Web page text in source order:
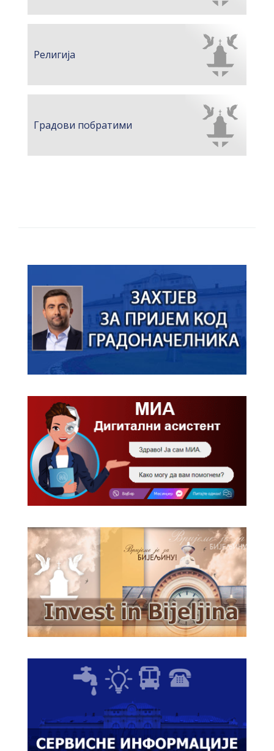
Захтјев за издавање ПОНОСНЕ КАРТИЦЕ
Обавјештење за предузетника - Вера
НЕПРОПИСНОГ ОДЛАГАЊА ОТПАДА УЗ
ДОДЈЕЛУ ФИНАНСИЈСКЕ НАГРАДЕ
Религија
Градови побратими